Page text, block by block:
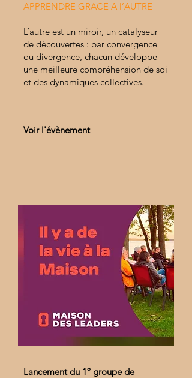
APPRENDRE GRACE A l’AUTRE
L’autre est un miroir, un catalyseur
de découvertes : par convergence
ou divergence, chacun développe
une meilleure compréhension de soi
et des dynamiques collectives.
Voir l'évènement
Lancement du 1º groupe de